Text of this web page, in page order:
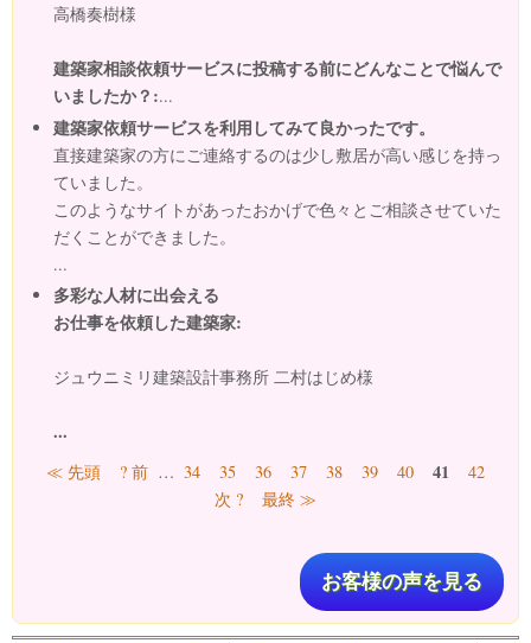
高橋奏樹様
建築家相談依頼サービスに投稿する前にどんなことで悩んで
いましたか？:...
建築家依頼サービスを利用してみて良かったです。
直接建築家の方にご連絡するのは少し敷居が高い感じを持っ
ていました。
このようなサイトがあったおかげで色々とご相談させていた
だくことができました。
...
多彩な人材に出会える
お仕事を依頼した建築家:
ジュウニミリ建築設計事務所 二村はじめ様
...
ページ
≪ 先頭 ? 前 … 34 35 36 37 38 39 40 41
42
次 ?
最終 ≫
お客様の声を見る